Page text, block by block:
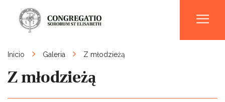
Inicio Galeria Z młodzieżą
Z młodzieżą